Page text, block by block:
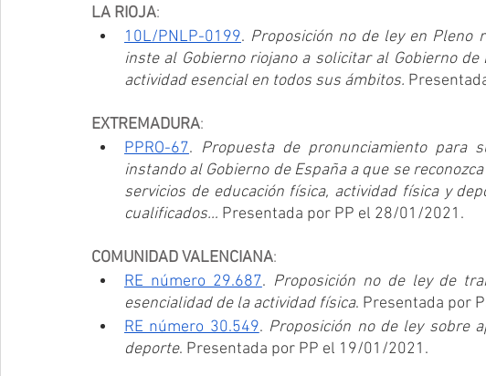
LA RIOJA:
10L/PNLP-0199. Proposición no de ley en Pleno
inste al Gobierno riojano a solicitar al Gobierno
actividad esencial en todos sus ámbitos.
EXTREMADURA:
PPRO-67. Propuesta de pronunciamiento para
instando al Gobierno de España a que se
servicios de educación física, actividad física y
cualificados… Presentada por PP el 28/01/2021.
COMUNIDAD VALENCIANA:
RE número 29.687. Proposición no de ley de
esencialidad de la actividad física. Presentada por
RE número 30.549. Proposición no de ley sobre
deporte. Presentada por PP el 19/01/2021.